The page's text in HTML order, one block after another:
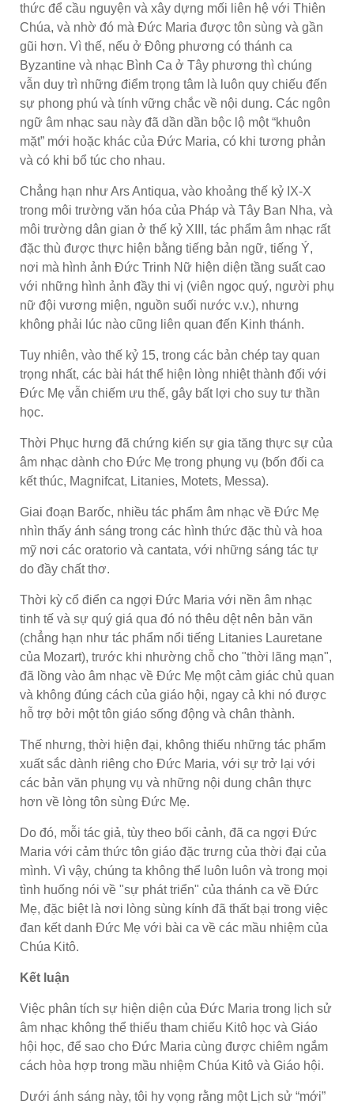
thức để cầu nguyện và xây dựng mối liên hệ với Thiên
Chúa, và nhờ đó mà Đức Maria được tôn sùng và gần
gũi hơn. Vì thế, nếu ở Đông phương có thánh ca
Byzantine và nhạc Bình Ca ở Tây phương thì chúng
vẫn duy trì những điểm trọng tâm là luôn quy chiếu đến
sự phong phú và tính vững chắc về nội dung. Các ngôn
ngữ âm nhạc sau này đã dần dần bộc lộ một “khuôn
mặt” mới hoặc khác của Đức Maria, có khi tương phản
và có khi bổ túc cho nhau.
Chẳng hạn như Ars Antiqua, vào khoảng thế kỷ IX-X
trong môi trường văn hóa của Pháp và Tây Ban Nha, và
môi trường dân gian ở thế kỷ XIII, tác phẩm âm nhạc rất
đặc thù được thực hiện bằng tiếng bản ngữ, tiếng Ý,
nơi mà hình ảnh Đức Trinh Nữ hiện diện tầng suất cao
với những hình ảnh đầy thi vị (viên ngọc quý, người phụ
nữ đội vương miện, nguồn suối nước v.v.), nhưng
không phải lúc nào cũng liên quan đến Kinh thánh.
Tuy nhiên, vào thế kỷ 15, trong các bản chép tay quan
trọng nhất, các bài hát thể hiện lòng nhiệt thành đối với
Đức Mẹ vẫn chiếm ưu thế, gây bất lợi cho suy tư thần
học.
Thời Phục hưng đã chứng kiến sự gia tăng thực sự của
âm nhạc dành cho Đức Mẹ trong phụng vụ (bốn đối ca
kết thúc, Magnifcat, Litanies, Motets, Messa).
Giai đoạn Barốc, nhiều tác phẩm âm nhạc về Đức Mẹ
nhìn thấy ánh sáng trong các hình thức đặc thù và hoa
mỹ nơi các oratorio và cantata, với những sáng tác tự
do đầy chất thơ.
Thời kỳ cổ điển ca ngợi Đức Maria với nền âm nhạc
tinh tế và sự quý giá qua đó nó thêu dệt nên bản văn
(chẳng hạn như tác phẩm nổi tiếng Litanies Lauretane
của Mozart), trước khi nhường chỗ cho "thời lãng mạn",
đã lồng vào âm nhạc về Đức Mẹ một cảm giác chủ quan
và không đúng cách của giáo hội, ngay cả khi nó được
hỗ trợ bởi một tôn giáo sống động và chân thành.
Thế nhưng, thời hiện đại, không thiếu những tác phẩm
xuất sắc dành riêng cho Đức Maria, với sự trở lại với
các bản văn phụng vụ và những nội dung chân thực
hơn về lòng tôn sùng Đức Mẹ.
Do đó, mỗi tác giả, tùy theo bối cảnh, đã ca ngợi Đức
Maria với cảm thức tôn giáo đặc trưng của thời đại của
mình. Vì vậy, chúng ta không thể luôn luôn và trong mọi
tình huống nói về "sự phát triển" của thánh ca về Đức
Mẹ, đặc biệt là nơi lòng sùng kính đã thất bại trong việc
đan kết danh Đức Mẹ với bài ca về các mầu nhiệm của
Chúa Kitô.
Kết luận
Việc phân tích sự hiện diện của Đức Maria trong lịch sử
âm nhạc không thể thiếu tham chiếu Kitô học và Giáo
hội học, để sao cho Đức Maria cùng được chiêm ngắm
cách hòa hợp trong mầu nhiệm Chúa Kitô và Giáo hội.
Dưới ánh sáng này, tôi hy vọng rằng một Lịch sử “mới”